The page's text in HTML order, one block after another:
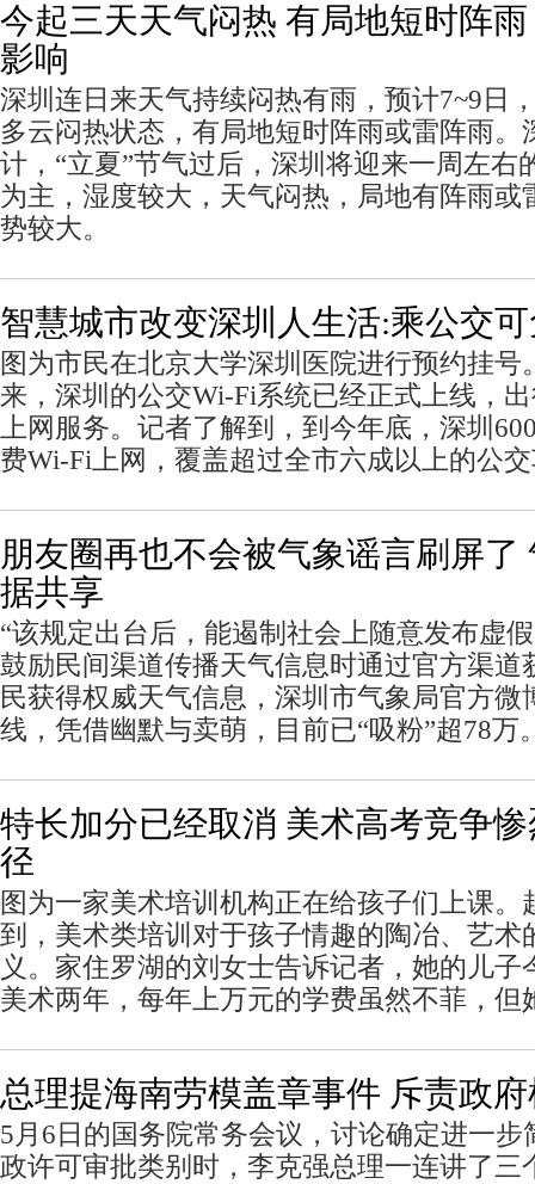
今起三天天气闷热 有局地短时阵
影响
深圳连日来天气持续闷热有雨，预计7~9日
多云闷热状态，有局地短时阵雨或雷阵雨。
计，“立夏”节气过后，深圳将迎来一周左右
为主，湿度较大，天气闷热，局地有阵雨或
势较大。
智慧城市改变深圳人生活:乘公交
图为市民在北京大学深圳医院进行预约挂号
来，深圳的公交Wi-Fi系统已经正式上线，
上网服务。记者了解到，到今年底，深圳
费Wi-Fi上网，覆盖超过全市六成以上的公
朋友圈再也不会被气象谣言刷屏了
据共享
“该规定出台后，能遏制社会上随意发布虚
鼓励民间渠道传播天气信息时通过官方渠道
民获得权威天气信息，深圳市气象局官方微
线，凭借幽默与卖萌，目前已“吸粉”超78万
特长加分已经取消 美术高考竞争
径
图为一家美术培训机构正在给孩子们上课。
到，美术类培训对于孩子情趣的陶冶、艺术
义。家住罗湖的刘女士告诉记者，她的儿子
美术两年，每年上万元的学费虽然不菲，但
总理提海南劳模盖章事件 斥责政
5月6日的国务院常务会议，讨论确定进一步
政许可审批类别时，李克强总理一连讲了三